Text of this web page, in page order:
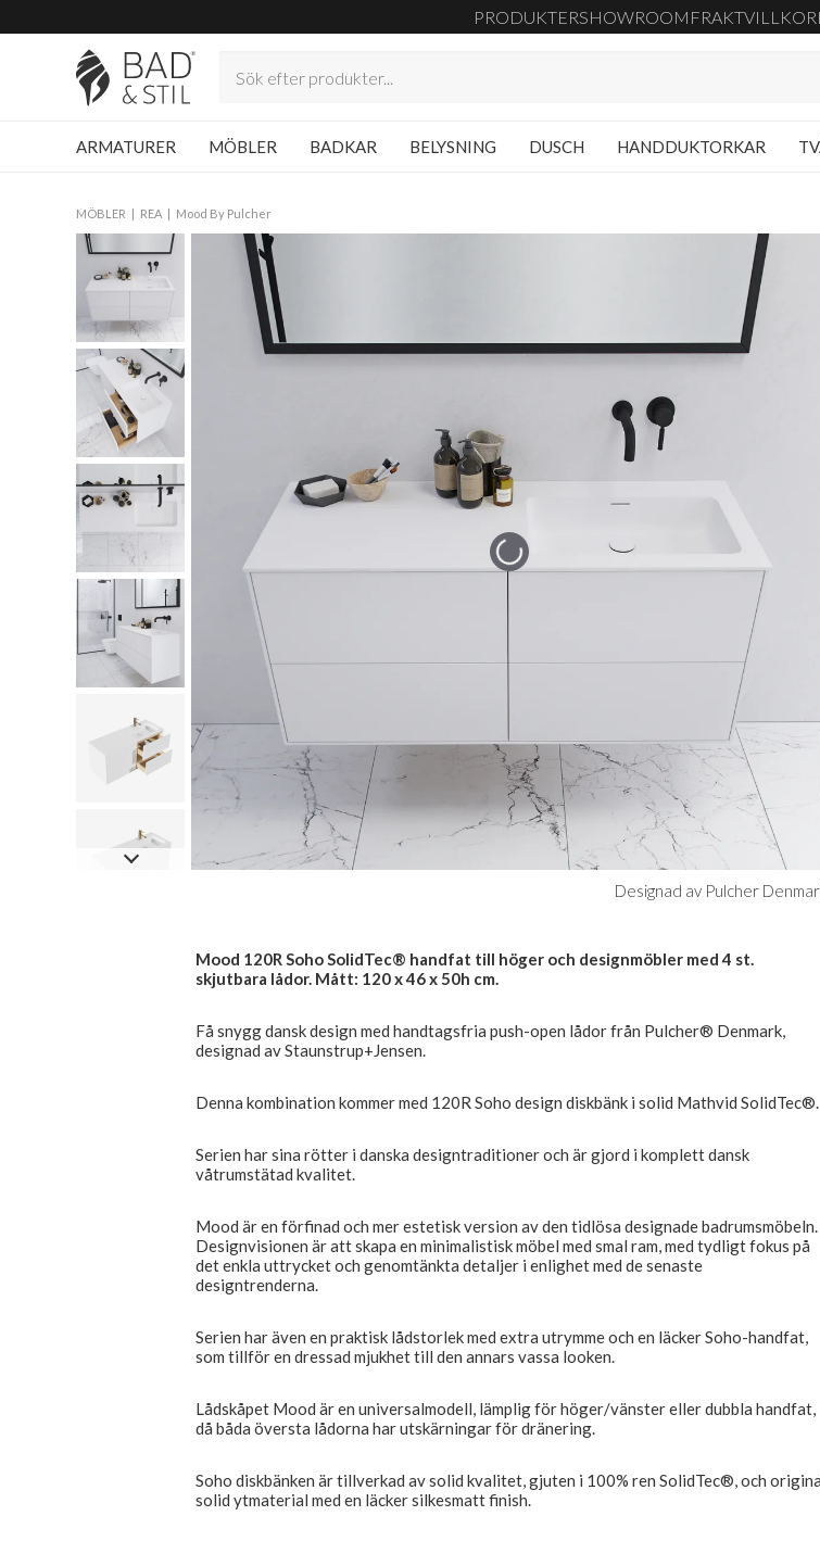
PRODUKTERSHOWROOM FRAKTVILLKOR
ARMATURER MÖBLER BADKAR BELYSNING DUSCH HANDDUKTORKAR
MÖBLER REA Mood By Pulcher
Designad av Pulcher
Mood 120R Soho SolidTec® handfat till höger och designmöbler med 4 st.
skjutbara lådor. Mått: 120 x 46 x 50h cm.
Få snygg dansk design med handtagsfria push-open lådor från Pulcher® Denmark,
designad av Staunstrup+Jensen.
Denna kombination kommer med 120R Soho design diskbänk i solid Mathvid SolidTec®.
Serien har sina rötter i danska designtraditioner och är gjord i komplett dansk
våtrumstätad kvalitet.
Mood är en förfinad och mer estetisk version av den tidlösa designade badrumsmöbeln.
Designvisionen är att skapa en minimalistisk möbel med smal ram, med tydligt fokus på
det enkla uttrycket och genomtänkta detaljer i enlighet med de senaste
designtrenderna.
Serien har även en praktisk lådstorlek med extra utrymme och en läcker Soho-handfat,
som tillför en dressad mjukhet till den annars vassa looken.
Lådskåpet Mood är en universalmodell, lämplig för höger/vänster eller dubbla handfat,
då båda översta lådorna har utskärningar för dränering.
Soho diskbänken är tillverkad av solid kvalitet, gjuten i 100% ren SolidTec®, och
solid ytmaterial med en läcker silkesmatt finish.